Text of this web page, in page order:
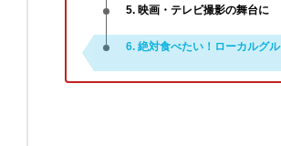
5. 映画・テレビ撮影の舞台に
6. 絶対食べたい！ローカルグル